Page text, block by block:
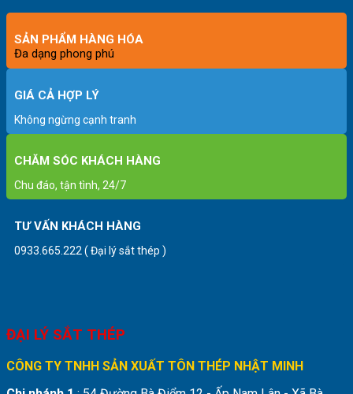
SẢN PHẨM HÀNG HÓA
Đa dạng phong phú
GIÁ CẢ HỢP LÝ
Không ngừng cạnh tranh
CHĂM SÓC KHÁCH HÀNG
Chu đáo, tận tình, 24/7
TƯ VẤN KHÁCH HÀNG
0933.665.222 ( Đại lý sắt thép )
ĐẠI LÝ SẮT THÉP
CÔNG TY TNHH SẢN XUẤT TÔN THÉP NHẬT MINH